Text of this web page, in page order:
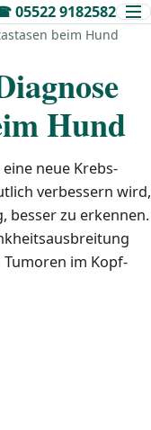
05522 9182582
beim Hund
Hund
neue Krebs-
verbessern wird,
besser zu erkennen.
im Kopf-